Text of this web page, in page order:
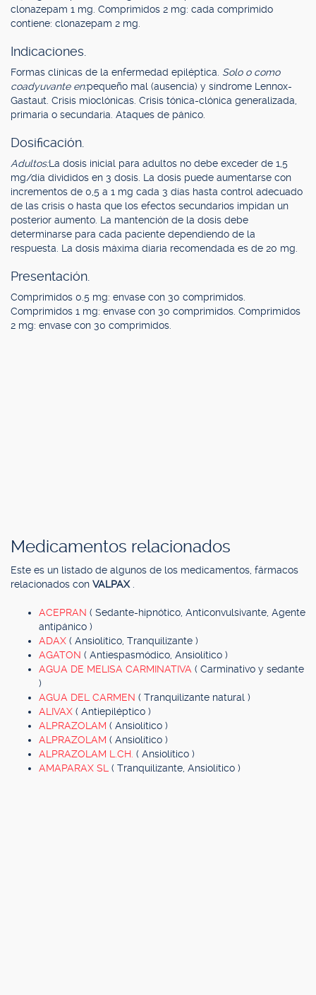
clonazepam 1 mg. Comprimidos 2 mg: cada comprimido
contiene: clonazepam 2 mg.
Indicaciones.
Formas clínicas de la enfermedad epiléptica. Solo o como
coadyuvante en:pequeño mal (ausencia) y síndrome Lennox-
Gastaut. Crisis mioclónicas. Crisis tónica-clónica generalizada,
primaria o secundaria. Ataques de pánico.
Dosificación.
Adultos:La dosis inicial para adultos no debe exceder de 1,5
mg/día divididos en 3 dosis. La dosis puede aumentarse con
incrementos de 0,5 a 1 mg cada 3 días hasta control adecuado
de las crisis o hasta que los efectos secundarios impidan un
posterior aumento. La mantención de la dosis debe
determinarse para cada paciente dependiendo de la
respuesta. La dosis máxima diaria recomendada es de 20 mg.
Presentación.
Comprimidos 0.5 mg: envase con 30 comprimidos.
Comprimidos 1 mg: envase con 30 comprimidos. Comprimidos
2 mg: envase con 30 comprimidos.
Medicamentos relacionados
Este es un listado de algunos de los medicamentos, fármacos
relacionados con VALPAX
ACEPRAN ( Sedante-hipnótico, Anticonvulsivante, Agente
antipánico )
ADAX ( Ansiolítico, Tranquilizante )
AGATON ( Antiespasmódico, Ansiolítico )
AGUA DE MELISA CARMINATIVA ( Carminativo y sedante
)
AGUA DEL CARMEN ( Tranquilizante natural )
ALIVAX ( Antiepiléptico )
ALPRAZOLAM ( Ansiolítico )
ALPRAZOLAM ( Ansiolítico )
ALPRAZOLAM L.CH. ( Ansiolítico )
AMAPARAX SL ( Tranquilizante, Ansiolítico )